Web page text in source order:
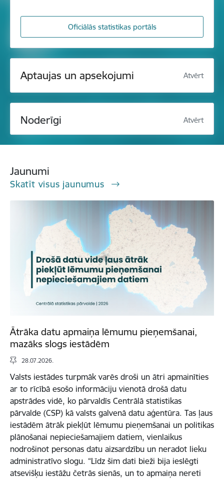
Oficiālās statistikas portāls
Aptaujas un apsekojumi Atvērt
Noderīgi Atvērt
Jaunumi
Skatīt visus jaunumus
Ātrāka datu apmaiņa lēmumu pieņemšanai,
mazāks slogs iestādēm
28.07.2026.
Valsts iestādes turpmāk varēs droši un ātri apmainīties
ar to rīcībā esošo informāciju vienotā drošā datu
apstrādes vidē, ko pārvaldīs Centrālā statistikas
pārvalde (CSP) kā valsts galvenā datu aģentūra. Tas ļaus
iestādēm ātrāk piekļūt lēmumu pieņemšanai un politikas
plānošanai nepieciešamajiem datiem, vienlaikus
nodrošinot personas datu aizsardzību un neradot lieku
administratīvo slogu. “Līdz šim dati bieži bija ieslēgti
atsevišķu iestāžu četrās sienās, un to apmaiņa nereti